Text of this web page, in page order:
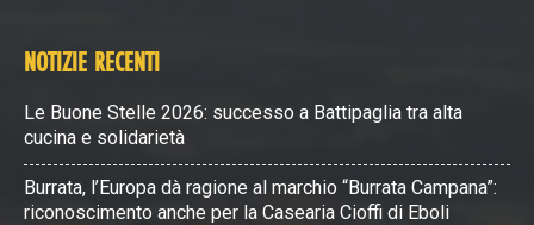
NOTIZIE RECENTI
Le Buone Stelle 2026: successo a Battipaglia tra alta
cucina e solidarietà
Burrata, l’Europa dà ragione al marchio “Burrata Campana”:
riconoscimento anche per la Casearia Cioffi di Eboli